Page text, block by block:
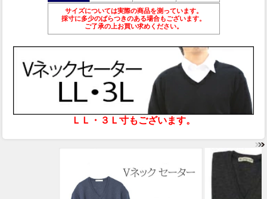
サイズについては実際の商品を測っています。
採寸に多少のばらつきのある場合もございます。
ご了承の上お買い求めください。
ＬＬ・３Ｌ寸もございます。